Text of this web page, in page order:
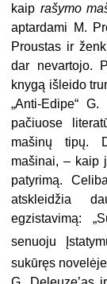
kaip rašymo
aptardami M.
Proustas ir
dar nevartojo.
knygą išleido
„Anti-Edipe“
pačiuose
mašinų tipų.
mašinai, – kaip
patyrimą.
atskleidžia
egzistavimą:
senuoju
sukūręs